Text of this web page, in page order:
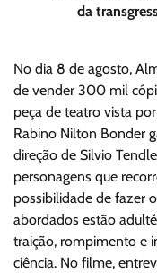
da
No dia 8 de agosto,
de vender 300 mil
peça de teatro vista
Rabino Nilton Bonder
direção de Silvio
personagens que
possibilidade de fazer
abordados estão
traição, rompimento e
ciência. No filme,